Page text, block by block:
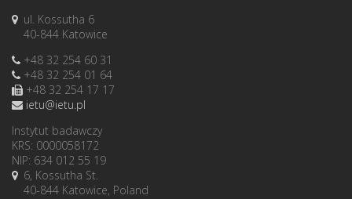
ul. Kossutha 6
40-844 Katowice
+48 32 254 60 31
+48 32 254 01 64
+48 32 254 17 17
ietu@ietu.pl
Instytut badawczy
KRS: 0000058172
NIP: 634 012 55 19
6, Kossutha St.
40-844 Katowice, Poland